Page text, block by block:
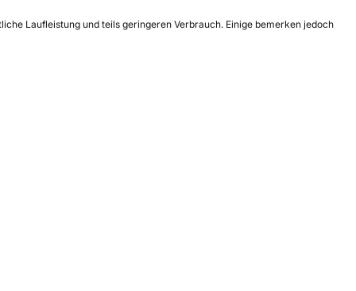
Laufleistung und teils geringeren Verbrauch. Einige bemerken jedoch